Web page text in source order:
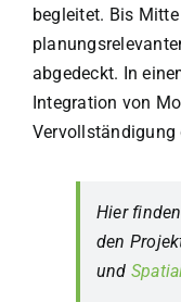
begleitet. Bis
abgedeckt. In
Integration von
Vervollständigung
Hier
den
und